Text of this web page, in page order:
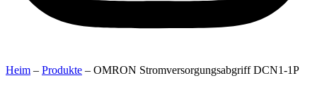
Heim – Produkte – OMRON Stromversorgungsabgriff DCN1-1P